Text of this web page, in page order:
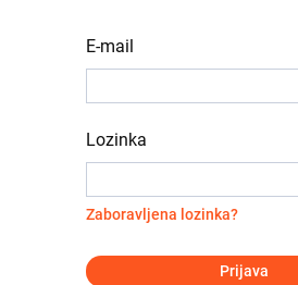
E-mail
Lozinka
Zaboravljena lozinka?
Prijava